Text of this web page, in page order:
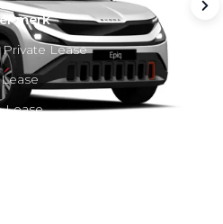
merk
Lease
Lease